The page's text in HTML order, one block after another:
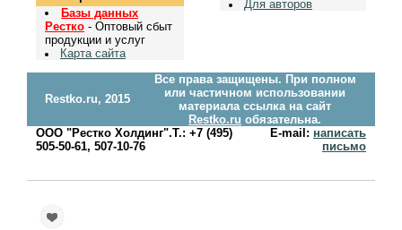
Базы данных
Рестко - Оптовый сбыт
продукции и услуг
Карта сайта
Для авторов
Restko.ru, 2015
Все права защищены. При полном
или частичном использовании
материала ссылка на сайт
Restko.ru обязательна.
ООО "Рестко Холдинг".Т.: +7 (495)
505-50-61, 507-10-76
E-mail: написать
письмо